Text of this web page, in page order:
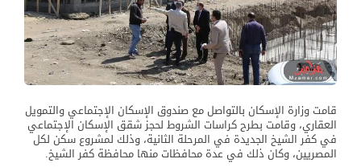
قامت وزارة الإسكان بالتواصل مع صندوق الإسكان الإجتماعي والتمويل
العقاري، وقامت بطرح كراسات الشروط لحجز شقق الإسكان الإجتماعي
في كفر الشيخ الجديدة في المرحلة الثانية، وذلك لمشروع سكن لكل
المصريين، وكان ذلك في عدة محافظات منها محافظة كفر الشيخ.